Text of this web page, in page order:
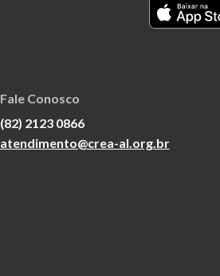
Fale Conosco
(82) 2123 0866
atendimento@crea-al.org.br